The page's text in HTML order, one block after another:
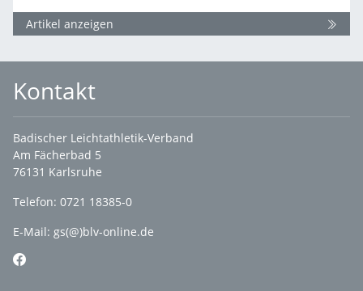
Artikel anzeigen
Kontakt
Badischer Leichtathletik-Verband
Am Fächerbad 5
76131 Karlsruhe
Telefon: 0721 18385-0
E-Mail: gs(@)blv-online.de